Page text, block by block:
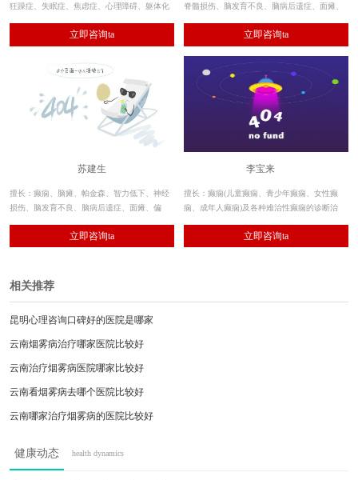
狂躁症、失眠症、焦虑症、心理障碍、躯体化
对酒精、毒品依赖及戒断的诊疗也具有独到见
解，临床疗效显著。
立即咨询ta
脊髓损伤、脑发育不良、脑病后遗症、面瘫、
缩等神经系统疾病。立即咨询ta
苏建生
擅长：癫痫、脑瘫、帕金森、智力低下、神经
损伤、脑发育不良、脑病后遗症、面瘫、偏
系统疾病，对多学科诊疗康复体系有着独到见
立即咨询ta
李宝来
擅长：癫痫(儿童癫痫、青少年癫痫、女性癫
痫、成年人癫痫)及各种难治性癫痫的诊断治
立即咨询ta
相关推荐
昆明心理咨询口碑好的医院是哪家
云南烟雾病治疗哪家医院比较好
云南治疗烟雾病医院哪家比较好
云南看烟雾病去哪个医院比较好
云南哪家治疗烟雾病的医院比较好
健康动态 health dynamics